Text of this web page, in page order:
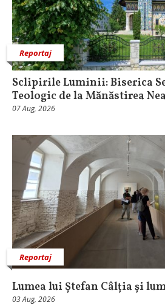
Reportaj
Sclipirile Luminii: Biserica
Teologic de la Mănăstirea
07 Aug, 2026
Reportaj
Lumea lui Ștefan Câlția și
03 Aug, 2026